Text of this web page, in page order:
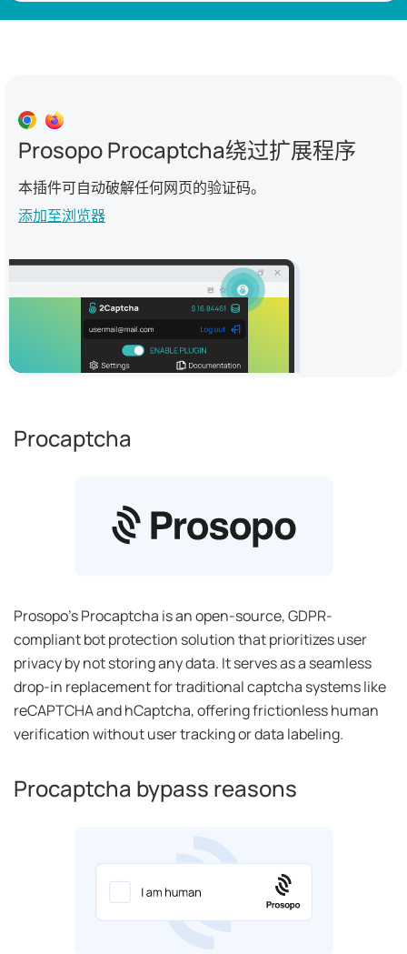
Prosopo Procaptcha绕过扩展程序
本插件可自动破解任何网页的验证码。
添加至浏览器
Procaptcha
Prosopo's Procaptcha is an open-source, GDPR-
compliant bot protection solution that prioritizes user
privacy by not storing any data. It serves as a seamless
drop-in replacement for traditional captcha systems like
reCAPTCHA and hCaptcha, offering frictionless human
verification without user tracking or data labeling.
Procaptcha bypass reasons